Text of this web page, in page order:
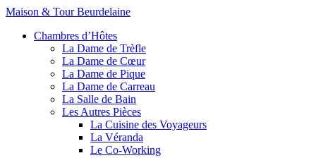
Maison & Tour Beurdelaine
Chambres d’Hôtes
La Dame de Trèfle
La Dame de Cœur
La Dame de Pique
La Dame de Carreau
La Salle de Bain
Les Autres Pièces
La Cuisine des Voyageurs
La Véranda
Le Co-Working